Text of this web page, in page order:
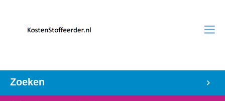
Zoeken